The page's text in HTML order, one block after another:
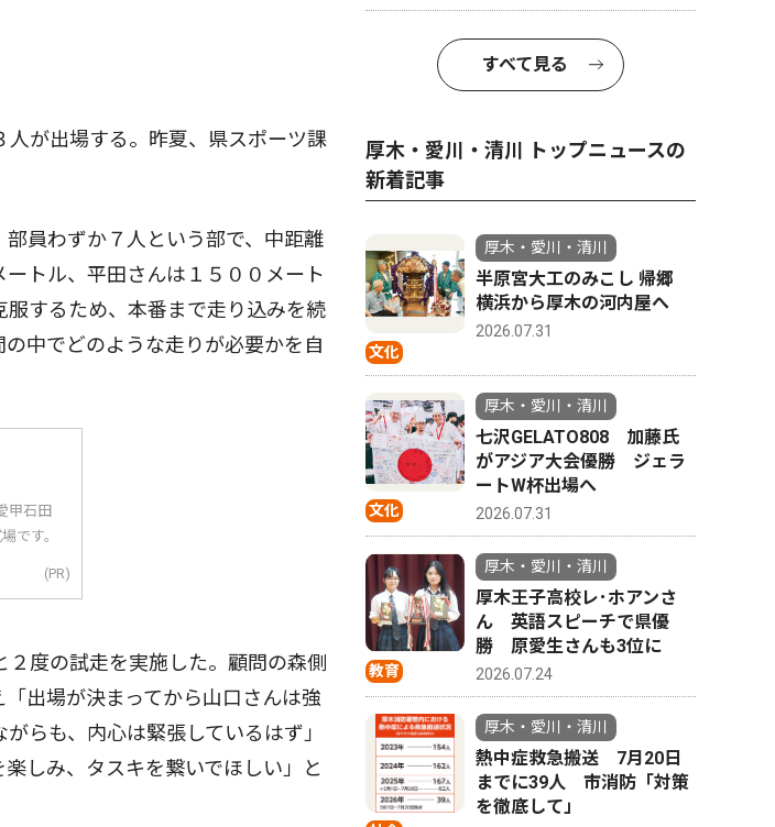
が出場する。昨夏、県スポーツ課
員わずか７人という部で、中距離
トル、平田さんは１５００メート
するため、本番まで走り込みを続
中でどのような走りが必要かを自
甲石田
です。
(PR)
度の試走を実施した。顧問の森側
出場が決まってから山口さんは強
らも、内心は緊張しているはず」
しみ、タスキを繋いでほしい」と
すべて見る
厚木・愛川・清川 トップニュースの
新着記事
文化
厚木・愛川・清川
半原宮大工のみこし 帰郷
横浜から厚木の河内屋へ
2026.07.31
文化
厚木・愛川・清川
七沢GELATO808 加藤氏
がアジア大会優勝 ジェラ
ートW杯出場へ
2026.07.31
教育
厚木・愛川・清川
厚木王子高校レ･ホアンさ
ん 英語スピーチで県優
勝 原愛生さんも3位に
2026.07.24
厚木・愛川・清川
熱中症救急搬送 7月20日
までに39人 市消防「対策
を徹底して」